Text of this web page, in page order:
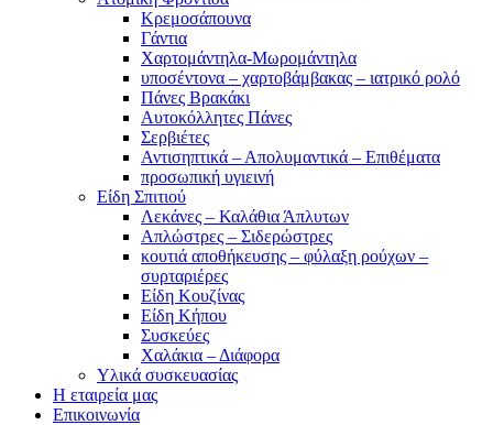
Κρεμοσάπουνα
Γάντια
Χαρτομάντηλα-Μωρομάντηλα
υποσέντονα – χαρτοβάμβακας – ιατρικό ρολό
Πάνες Βρακάκι
Αυτοκόλλητες Πάνες
Σερβιέτες
Αντισηπτικά – Απολυμαντικά – Επιθέματα
προσωπική υγιεινή
Είδη Σπιτιού
Λεκάνες – Καλάθια Άπλυτων
Απλώστρες – Σιδερώστρες
κουτιά αποθήκευσης – φύλαξη ρούχων –
συρταριέρες
Είδη Κουζίνας
Είδη Κήπου
Συσκεύες
Χαλάκια – Διάφορα
Yλικά συσκευασίας
Η εταιρεία μας
Επικοινωνία